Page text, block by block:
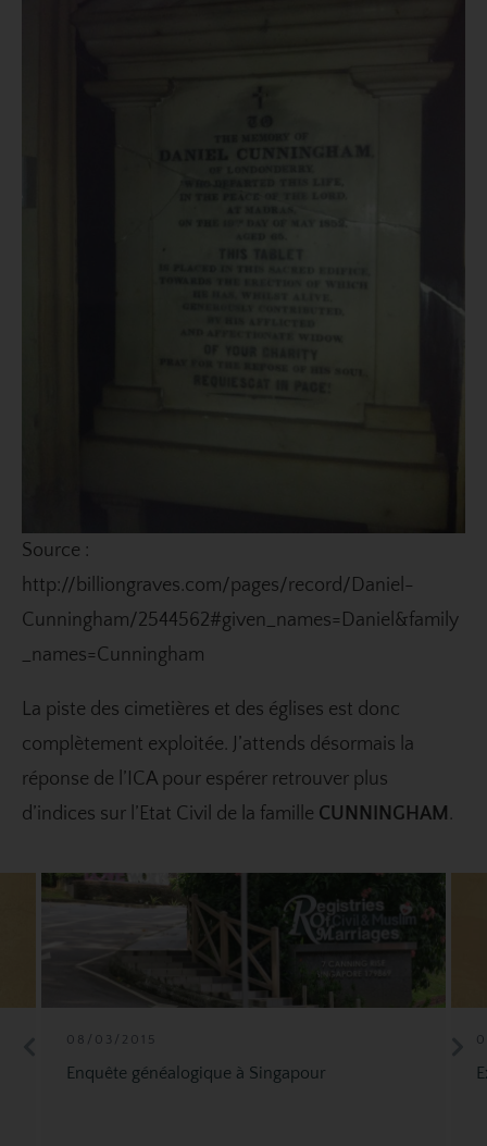
Source :
http://billiongraves.com/pages/record/Daniel-
Cunningham/2544562#given_names=Daniel&family
_names=Cunningham
La piste des cimetières et des églises est donc
complètement exploitée. J’attends désormais la
réponse de l’ICA pour espérer retrouver plus
d’indices sur l’Etat Civil de la famille CUNNINGHAM .
08/03/2015
Enquête généalogique à Singapour